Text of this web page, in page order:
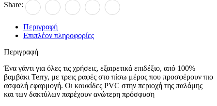
Share:
Περιγραφή
Επιπλέον πληροφορίες
Περιγραφή
Ένα γάντι για όλες τις χρήσεις, εξαιρετικά επιδέξιο, από 100%
βαμβάκι Terry, με τρεις ραφές στο πίσω μέρος που προσφέρουν πιο
ασφαλή εφαρμογή. Οι κουκίδες PVC στην περιοχή της παλάμης
και των δακτύλων παρέχουν ανώτερη πρόσφυση